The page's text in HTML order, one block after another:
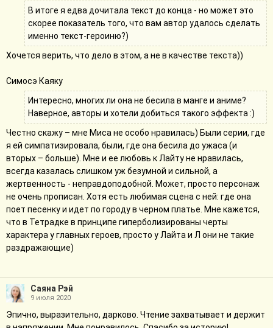
В итоге я едва дочитала текст до конца - но может это
скорее показатель того, что вам автор удалось сделать
именно текст-героиню?)
Хочется верить, что дело в этом, а не в качестве текста))
Симосэ Каяку
Интересно, многих ли она не бесила в манге и аниме?
Наверное, авторы и хотели добиться такого эффекта :)
Честно скажу – мне Миса не особо нравилась) Были серии, где
я ей симпатизировала, были, где она бесила до ужаса (и
вторых – больше). Мне и ее любовь к Лайту не нравилась,
всегда казалась слишком уж безумной и сильной, а
жертвенность - неправдоподобной. Может, просто персонаж
не очень прописан. Хотя есть любимая сцена с ней: где она
поет песенку и идет по городу в черном платье. Мне кажется,
что в Тетрадке в принципе гиперболизированы черты
характера у главных героев, просто у Лайта и Л они не такие
раздражающие)
Саяна Рэй
9 июля 2020
Эпично, выразительно, дарково. Чтение захватывает и держит